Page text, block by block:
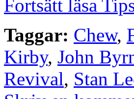
Fortsätt läsa
Taggar: Chew,
Kirby, John
Revival, Stan